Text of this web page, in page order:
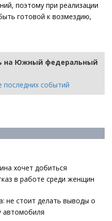
поэтому при реализации
готовой к возмездию,
на Южный федеральный
последних событий
хочет добиться
в работе среди женщин
не стоит делать выводы о
автомобиля